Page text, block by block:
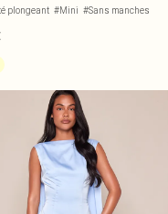
plongeant #Mini #Sans manches